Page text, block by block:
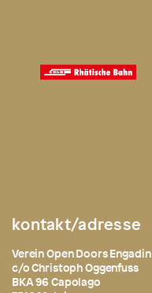
kontakt/adresse
Verein Open Doors Engadin
c/o Christoph Oggenfuss
BKA 96 Capolago